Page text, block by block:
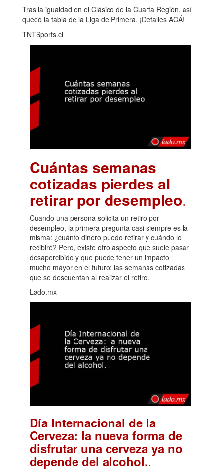
Tras la igualdad en el Clásico de la Cuarta Región, así
quedó la tabla de la Liga de Primera. ¡Detalles ACÁ!
TNTSports.cl
Cuántas semanas
cotizadas pierdes al
retirar por desempleo.
Cuando una persona solicita un retiro por
desempleo, la primera pregunta casi siempre es la
misma: ¿cuánto dinero puedo retirar y cuándo lo
recibiré? Pero, existe otro aspecto que suele pasar
desapercibido y que puede tener un impacto
mucho mayor en el futuro: las semanas cotizadas
que se descuentan al realizar el retiro.
Lado.mx
Día Internacional de la
Cerveza: la nueva forma de
disfrutar una cerveza ya no
depende del alcohol..